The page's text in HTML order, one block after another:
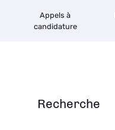
Recherche
Appels à
candidature